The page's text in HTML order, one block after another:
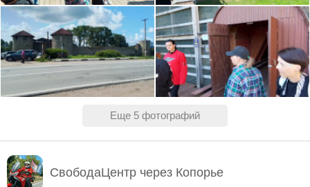
Ветер
Еще 5 фотографий
СвободаЦентр через Копорье